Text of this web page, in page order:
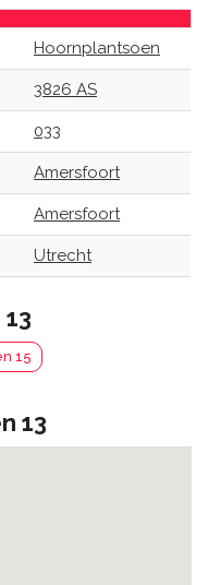
Hoornplantsoen
3826 AS
033
Amersfoort
Amersfoort
Utrecht
15
13